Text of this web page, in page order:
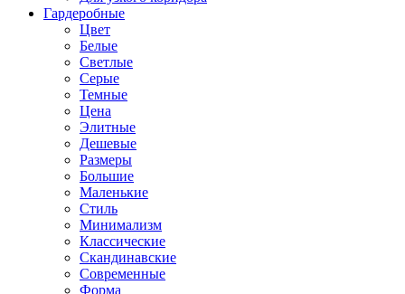
Гардеробные
Цвет
Белые
Светлые
Серые
Темные
Цена
Элитные
Дешевые
Размеры
Большие
Маленькие
Стиль
Минимализм
Классические
Скандинавские
Современные
Форма